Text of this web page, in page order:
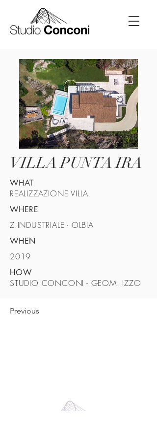
VILLA PUNTA IRA
WHAT
REALIZZAZIONE VILLA
WHERE
Z.INDUSTRIALE - OLBIA
WHEN
2019
HOW
STUDIO CONCONI - GEOM. IZZO
Previous